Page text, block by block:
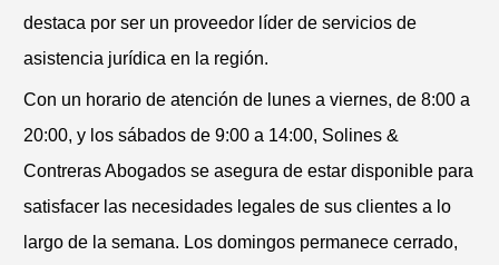
destaca por ser un proveedor líder de servicios de
asistencia jurídica en la región.
Con un horario de atención de lunes a viernes, de 8:00 a
20:00, y los sábados de 9:00 a 14:00, Solines &
Contreras Abogados se asegura de estar disponible para
satisfacer las necesidades legales de sus clientes a lo
largo de la semana. Los domingos permanece cerrado,